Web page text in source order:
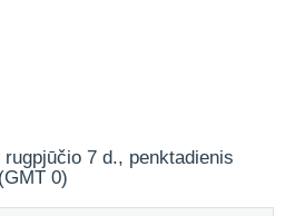
rugpjūčio 7 d., penktadienis
0)